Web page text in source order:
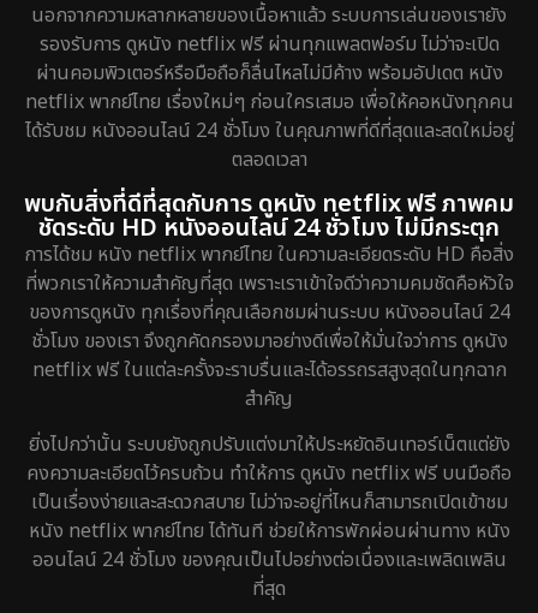
นอกจากความหลากหลายของเนื้อหาแล้ว ระบบการเล่นของเรายัง
รองรับการ ดูหนัง netflix ฟรี ผ่านทุกแพลตฟอร์ม ไม่ว่าจะเปิด
ผ่านคอมพิวเตอร์หรือมือถือก็ลื่นไหลไม่มีค้าง พร้อมอัปเดต หนัง
netflix พากย์ไทย เรื่องใหม่ๆ ก่อนใครเสมอ เพื่อให้คอหนังทุกคน
ได้รับชม หนังออนไลน์ 24 ชั่วโมง ในคุณภาพที่ดีที่สุดและสดใหม่อยู่
ตลอดเวลา
พบกับสิ่งที่ดีที่สุดกับการ ดูหนัง netflix ฟรี ภาพคม
ชัดระดับ HD หนังออนไลน์ 24 ชั่วโมง ไม่มีกระตุก
การได้ชม หนัง netflix พากย์ไทย ในความละเอียดระดับ HD คือสิ่ง
ที่พวกเราให้ความสำคัญที่สุด เพราะเราเข้าใจดีว่าความคมชัดคือหัวใจ
ของการดูหนัง ทุกเรื่องที่คุณเลือกชมผ่านระบบ หนังออนไลน์ 24
ชั่วโมง ของเรา จึงถูกคัดกรองมาอย่างดีเพื่อให้มั่นใจว่าการ ดูหนัง
netflix ฟรี ในแต่ละครั้งจะราบรื่นและได้อรรถรสสูงสุดในทุกฉาก
สำคัญ
ยิ่งไปกว่านั้น ระบบยังถูกปรับแต่งมาให้ประหยัดอินเทอร์เน็ตแต่ยัง
คงความละเอียดไว้ครบถ้วน ทำให้การ ดูหนัง netflix ฟรี บนมือถือ
เป็นเรื่องง่ายและสะดวกสบาย ไม่ว่าจะอยู่ที่ไหนก็สามารถเปิดเข้าชม
หนัง netflix พากย์ไทย ได้ทันที ช่วยให้การพักผ่อนผ่านทาง หนัง
ออนไลน์ 24 ชั่วโมง ของคุณเป็นไปอย่างต่อเนื่องและเพลิดเพลิน
ที่สุด